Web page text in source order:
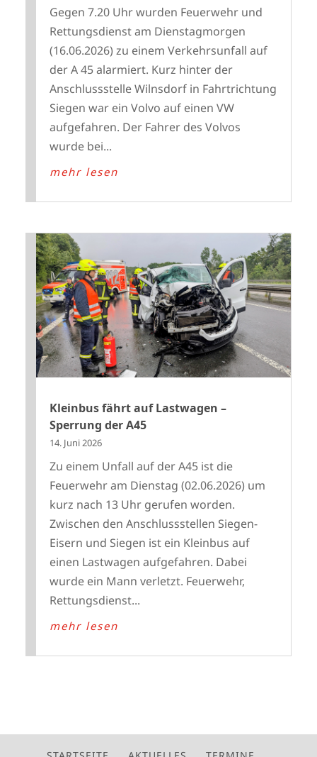
Gegen 7.20 Uhr wurden Feuerwehr und
Rettungsdienst am Dienstagmorgen
(16.06.2026) zu einem Verkehrsunfall auf
der A 45 alarmiert. Kurz hinter der
Anschlussstelle Wilnsdorf in Fahrtrichtung
Siegen war ein Volvo auf einen VW
aufgefahren. Der Fahrer des Volvos
wurde bei...
mehr lesen
Kleinbus fährt auf Lastwagen –
Sperrung der A45
14. Juni 2026
Zu einem Unfall auf der A45 ist die
Feuerwehr am Dienstag (02.06.2026) um
kurz nach 13 Uhr gerufen worden.
Zwischen den Anschlussstellen Siegen-
Eisern und Siegen ist ein Kleinbus auf
einen Lastwagen aufgefahren. Dabei
wurde ein Mann verletzt. Feuerwehr,
Rettungsdienst...
mehr lesen